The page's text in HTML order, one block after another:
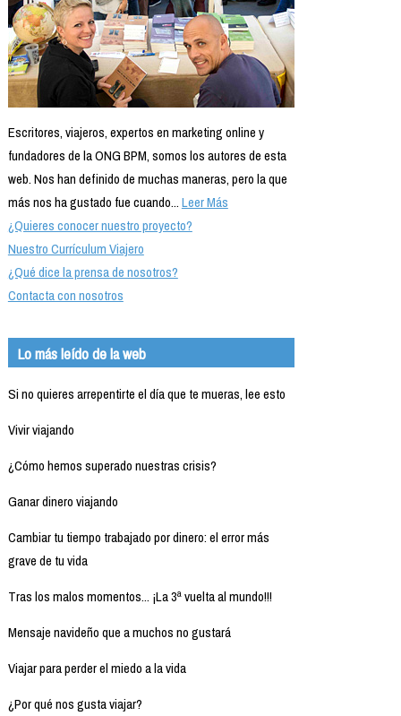
Escritores, viajeros, expertos en marketing online y
fundadores de la ONG BPM, somos los autores de esta
web. Nos han definido de muchas maneras, pero la que
más nos ha gustado fue cuando...Leer Más
¿Quieres conocer nuestro proyecto?
Nuestro Currículum Viajero
¿Qué dice la prensa de nosotros?
Contacta con nosotros
Lo más leído de la web
Si no quieres arrepentirte el día que te mueras, lee esto
Vivir viajando
¿Cómo hemos superado nuestras crisis?
Ganar dinero viajando
Cambiar tu tiempo trabajado por dinero: el error más
grave de tu vida
Tras los malos momentos... ¡La 3ª vuelta al mundo!!!
Mensaje navideño que a muchos no gustará
Viajar para perder el miedo a la vida
¿Por qué nos gusta viajar?